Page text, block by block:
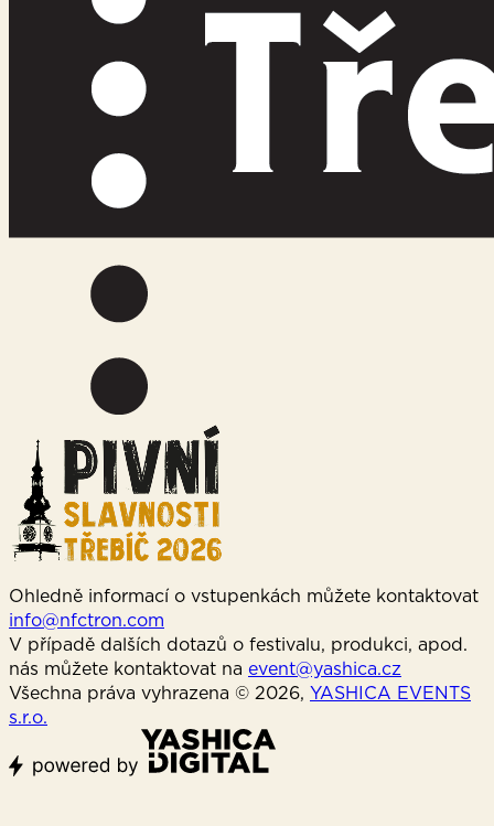
Ohledně informací o vstupenkách můžete kontaktovat
info@nfctron.com
V případě dalších dotazů o festivalu, produkci, apod.
nás můžete kontaktovat na event@yashica.cz
Všechna práva vyhrazena © 2026, YASHICA EVENTS
s.r.o.